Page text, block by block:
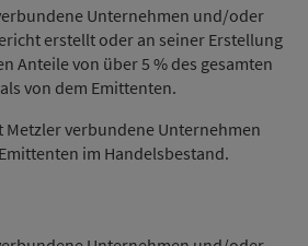
Unternehmen und/oder
erstellt oder an seiner Erstellung
Anteile von über 5 % des gesamten
von dem Emittenten.
verbundene Unternehmen
im Handelsbestand.